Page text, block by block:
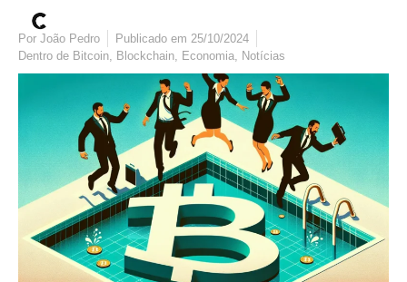
Por João Pedro Publicado em 25/10/2024
Dentro de Bitcoin, Blockchain, Economia, Notícias